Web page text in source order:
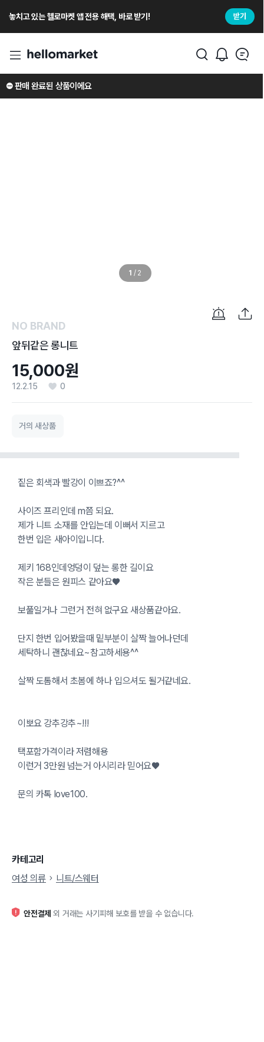
놓치고 있는 헬로마켓 앱 전용 해택, 바로 받기! 받기
1 / 2
⛔️ 판매 완료된 상품이에요
NO BRAND
앞뒤같은 롱니트
15,000원
12.2.15 0
거의 새상품
짙은 회색과 빨강이 이쁘죠?^^
사이즈 프리인데 m쯤 되요.
제가 니트 소재를 안입는데 이뻐서 지르고
한번 입은 새아이입니다.
제키 168인데엉덩이 덮는 롱한 길이요
작은 분들은 원피스 같아요♥
보풀일거나 그런거 전혀 없구요 새상품같아요.
단지 한번 입어봤을때 밑부분이 살짝 늘어나던데
세탁하니 괜찮네요~참고하세용^^
살짝 도톰해서 초봄에 하나 입으셔도 될거같네요.
이뽀요 강추강추~!!!
택포함가격이라 저렴해용
이런거 3만원 넘는거 아시리라 믿어요♥
문의 카톡 love100.
카테고리
여성 의류
니트/스웨터
안전결제 외 거래는 사기피해 보호를 받을 수 없습니다.